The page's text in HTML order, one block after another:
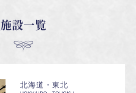
施設一覧
北海道・東北